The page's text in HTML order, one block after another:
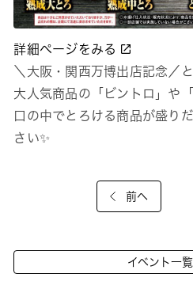
詳細ページをみる
＼大阪・関西万博出店記念／
大人気商品の「ビントロ」や
口の中でとろける商品が盛り
さい✨
前へ
イベント一